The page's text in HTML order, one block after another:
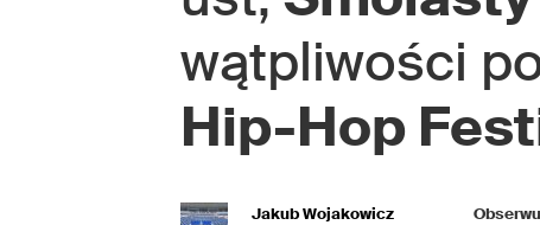
wątpliwości
Hip-Hop
Jakub Wojakowicz